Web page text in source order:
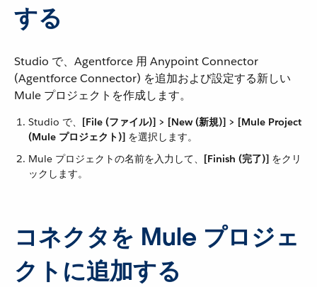
する
Studio で、Agentforce 用 Anypoint Connector
(Agentforce Connector) を追加および設定する新しい
Mule プロジェクトを作成します。
Studio で、​ [File (ファイル)] > [New (新規)] > [Mule Project
(Mule プロジェクト)] ​ を選択します。
Mule プロジェクトの名前を入力して、​ [Finish (完了)] ​ をクリ
ックします。
コネクタを Mule プロジェ
クトに追加する